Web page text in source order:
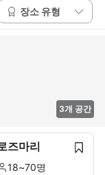
장소 유형
3개 공간
즈마리
18~70명